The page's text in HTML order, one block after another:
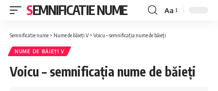
SEMNIFICATIE NUME
Font
Aa
Semnificatie nume > Nume de băieți V> Voicu – semnificația nume de băieți
NUME DE BĂIEȚI V
Voicu – semnificația nume de băieți